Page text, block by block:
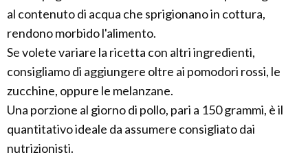
al contenuto di acqua che sprigionano in cottura,
rendono morbido l'alimento.
Se volete variare la ricetta con altri ingredienti,
consigliamo di aggiungere oltre ai pomodori rossi, le
zucchine, oppure le melanzane.
Una porzione al giorno di pollo, pari a 150 grammi, è il
quantitativo ideale da assumere consigliato dai
nutrizionisti.